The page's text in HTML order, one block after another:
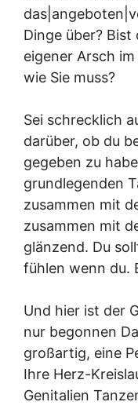
Dinge über?
eigener Arsch
wie Sie muss?
Sei schrecklich
darüber, ob du
gegeben zu
grundlegenden
zusammen mit
zusammen mit
glänzend. Du
fühlen wenn du.
Und hier ist der
nur begonnen
großartig, eine
Ihre Herz-
Genitalien